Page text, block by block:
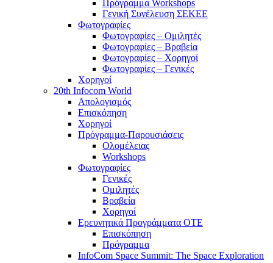
Πρόγραμμα Workshops
Γενική Συνέλευση ΣΕΚΕΕ
Φωτογραφίες
Φωτογραφίες – Ομιλητές
Φωτογραφίες – Βραβεία
Φωτογραφίες – Χορηγοί
Φωτογραφίες – Γενικές
Χορηγοί
20th Infocom World
Απολογισμός
Επισκόπηση
Χορηγοί
Πρόγραμμα-Παρουσιάσεις
Ολομέλειας
Workshops
Φωτογραφίες
Γενικές
Ομιλητές
Βραβεία
Χορηγοί
Ερευνητικά Προγράμματα ΟΤΕ
Επισκόπηση
Πρόγραμμα
InfoCom Space Summit: The Space Exploration